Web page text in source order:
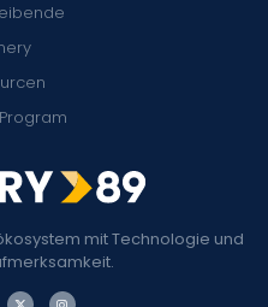
mit Technologie und